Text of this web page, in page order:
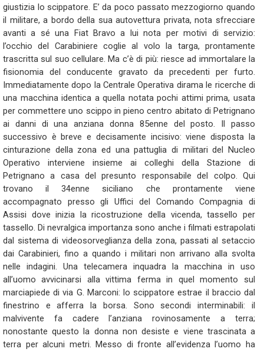
giustizia lo scippatore. E’ da poco passato mezzogiorno quando
il militare, a bordo della sua autovettura privata, nota sfrecciare
avanti a sé una Fiat Bravo a lui nota per motivi di servizio:
l’occhio del Carabiniere coglie al volo la targa, prontamente
trascritta sul suo cellulare. Ma c’è di più: riesce ad immortalare la
fisionomia del conducente gravato da precedenti per furto.
Immediatamente dopo la Centrale Operativa dirama le ricerche di
una macchina identica a quella notata pochi attimi prima, usata
per commettere uno scippo in pieno centro abitato di Petrignano
ai danni di una anziana donna 85enne del posto. Il passo
successivo è breve e decisamente incisivo: viene disposta la
cinturazione della zona ed una pattuglia di militari del Nucleo
Operativo interviene insieme ai colleghi della Stazione di
Petrignano a casa del presunto responsabile del colpo. Qui
trovano il 34enne siciliano che prontamente viene
accompagnato presso gli Uffici del Comando Compagnia di
Assisi dove inizia la ricostruzione della vicenda, tassello per
tassello. Di nevralgica importanza sono anche i filmati estrapolati
dal sistema di videosorveglianza della zona, passati al setaccio
dai Carabinieri, fino a quando i militari non arrivano alla svolta
nelle indagini. Una telecamera inquadra la macchina in uso
all’uomo avvicinarsi alla vittima ferma in quel momento sul
marciapiede di via G. Marconi: lo scippatore estrae il braccio dal
finestrino e afferra la borsa. Sono secondi interminabili: il
malvivente fa cadere l’anziana rovinosamente a terra;
nonostante questo la donna non desiste e viene trascinata a
terra per alcuni metri. Messo di fronte all’evidenza l’uomo ha